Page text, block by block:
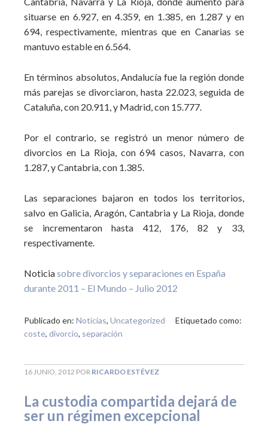
situarse en 6.927, en 4.359, en 1.385, en 1.287 y en
694, respectivamente, mientras que en Canarias se
mantuvo estable en 6.564.
En términos absolutos, Andalucía fue la región donde
más parejas se divorciaron, hasta 22.023, seguida de
Cataluña, con 20.911, y Madrid, con 15.777.
Por el contrario, se registró un menor número de
divorcios en La Rioja, con 694 casos, Navarra, con
1.287, y Cantabria, con 1.385.
Las separaciones bajaron en todos los territorios,
salvo en Galicia, Aragón, Cantabria y La Rioja, donde
se incrementaron hasta 412, 176, 82 y 33,
respectivamente.
Noticiasobre divorcios y separaciones en España
durante 2011 – El Mundo – Julio 2012
Publicado en: Noticias, Uncategorized
Etiquetado como:
coste, divorcio, separación
16 JUNIO, 2012 POR RICARDO ESTÉVEZ
La custodia compartida dejará de
ser un régimen excepcional